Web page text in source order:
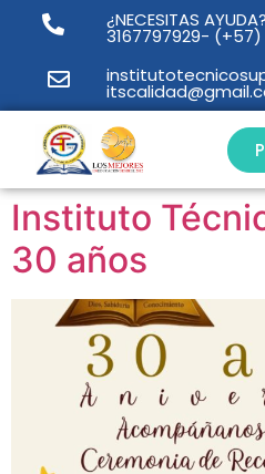
¿NECESITAS
3167797929- (+57)
Instituto
30 años